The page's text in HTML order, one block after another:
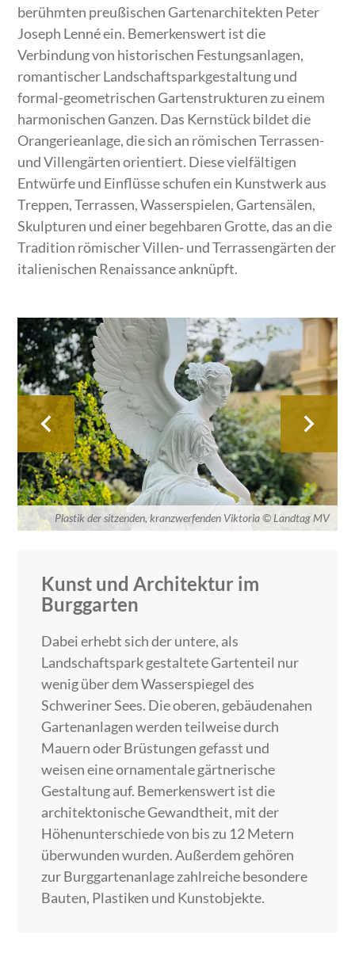
berühmten preußischen Gartenarchitekten Peter
Joseph Lenné ein. Bemerkenswert ist die
Verbindung von historischen Festungsanlagen,
romantischer Landschaftsparkgestaltung und
formal-geometrischen Gartenstrukturen zu einem
harmonischen Ganzen. Das Kernstück bildet die
Orangerieanlage, die sich an römischen Terrassen-
und Villengärten orientiert. Diese vielfältigen
Entwürfe und Einflüsse schufen ein Kunstwerk aus
Treppen, Terrassen, Wasserspielen, Gartensälen,
Skulpturen und einer begehbaren Grotte, das an die
Tradition römischer Villen- und Terrassengärten der
italienischen Renaissance anknüpft.
Plastik der sitzenden, kranzwerfenden Viktoria © Landtag MV
Kunst und Architektur im
Burggarten
Dabei erhebt sich der untere, als
Landschaftspark gestaltete Gartenteil nur
wenig über dem Wasserspiegel des
Schweriner Sees. Die oberen, gebäudenahen
Gartenanlagen werden teilweise durch
Mauern oder Brüstungen gefasst und
weisen eine ornamentale gärtnerische
Gestaltung auf. Bemerkenswert ist die
architektonische Gewandtheit, mit der
Höhenunterschiede von bis zu 12 Metern
überwunden wurden. Außerdem gehören
zur Burggartenanlage zahlreiche besondere
Bauten, Plastiken und Kunstobjekte.